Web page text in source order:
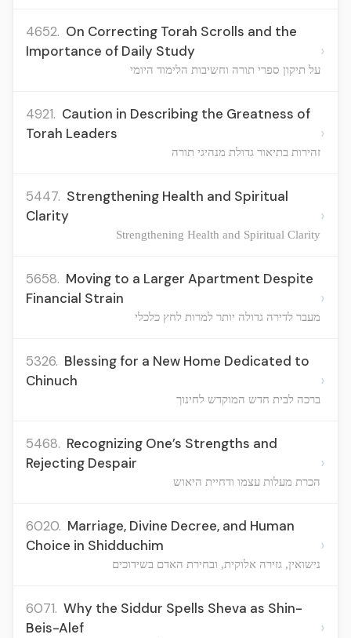
4652. On Correcting Torah Scrolls and the
Importance of Daily Study
על תיקון ספרי תורה וחשיבות הלימוד היומי
›
4921. Caution in Describing the Greatness of
Torah Leaders
זהירות בתיאור גדולת מנהיגי תורה
›
5447. Strengthening Health and Spiritual
Clarity
Strengthening Health and Spiritual Clarity
›
5658. Moving to a Larger Apartment Despite
Financial Strain
מעבר לדירה גדולה יותר למרות לחץ כלכלי
›
5326. Blessing for a New Home Dedicated to
Chinuch
ברכה לבית חדש המוקדש לחינוך
›
5468. Recognizing One’s Strengths and
Rejecting Despair
הכרת מעלות עצמו ודחיית היאוש
›
6020. Marriage, Divine Decree, and Human
Choice in Shidduchim
נישואין, גזירה אלוקית, ובחירת האדם בשידוכים
›
6071. Why the Siddur Spells Sheva as Shin-
Beis-Alef
›